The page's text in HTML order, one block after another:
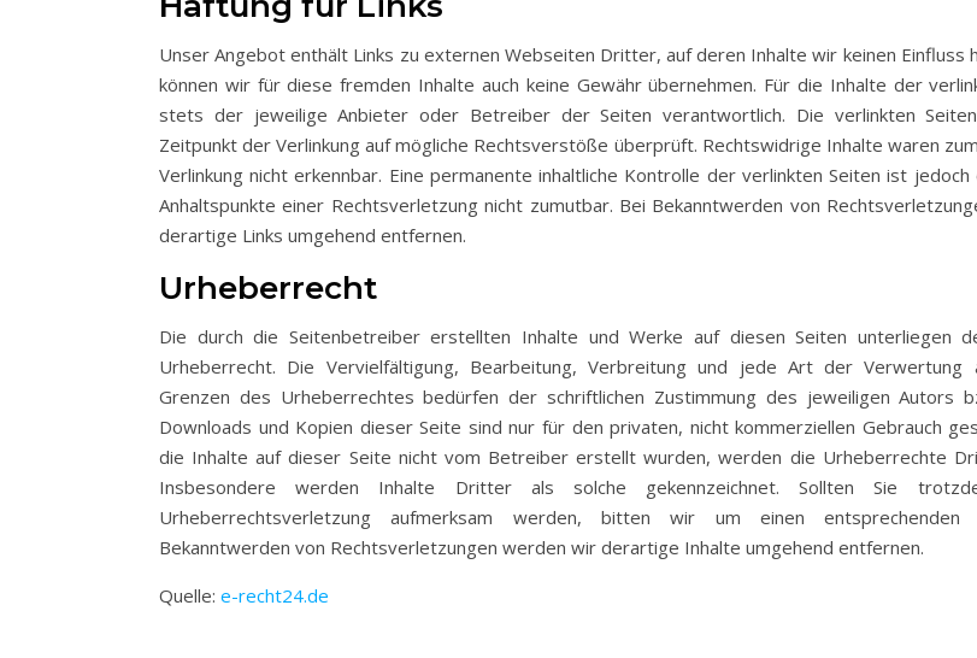
Unser Angebot enthält Links zu externen Webseiten Dritter, auf deren Inhalte wir keinen Einfluss
können wir für diese fremden Inhalte auch keine Gewähr übernehmen. Für die Inhalte der
stets der jeweilige Anbieter oder Betreiber der Seiten verantwortlich. Die verlinkten
Zeitpunkt der Verlinkung auf mögliche Rechtsverstöße überprüft. Rechtswidrige Inhalte waren
Verlinkung nicht erkennbar. Eine permanente inhaltliche Kontrolle der verlinkten Seiten ist jedoch
Anhaltspunkte einer Rechtsverletzung nicht zumutbar. Bei Bekanntwerden von
derartige Links umgehend entfernen.
Urheberrecht
Die durch die Seitenbetreiber erstellten Inhalte und Werke auf diesen Seiten unterliegen
Urheberrecht. Die Vervielfältigung, Bearbeitung, Verbreitung und jede Art der Verwertung
Grenzen des Urheberrechtes bedürfen der schriftlichen Zustimmung des jeweiligen Autors
Downloads und Kopien dieser Seite sind nur für den privaten, nicht kommerziellen Gebrauch
die Inhalte auf dieser Seite nicht vom Betreiber erstellt wurden, werden die Urheberrechte
Insbesondere werden Inhalte Dritter als solche gekennzeichnet. Sollten Sie
Urheberrechtsverletzung aufmerksam werden, bitten wir um einen entsprechenden
Bekanntwerden von Rechtsverletzungen werden wir derartige Inhalte umgehend entfernen.
Quelle: e-recht24.de